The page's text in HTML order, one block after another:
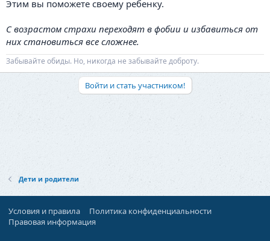
Этим вы поможете своему ребенку.
С возрастом страхи переходят в фобии и избавиться от
них становиться все сложнее.
Забывайте обиды. Но, никогда не забывайте доброту.
Войти и стать участником!
Дети и родители
Условия и правила
Политика конфиденциальности
Правовая информация